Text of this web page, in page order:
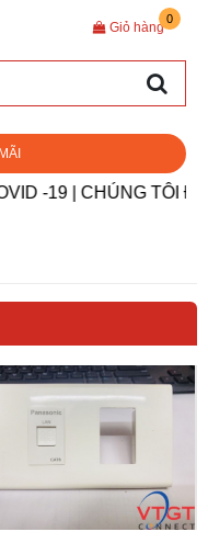
Giỏ hàng
0
| CHÚNG TÔI